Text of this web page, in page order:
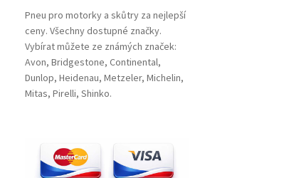
Pneu pro motorky a skůtry za nejlepší
ceny. Všechny dostupné značky.
Vybírat můžete ze známých značek:
Avon, Bridgestone, Continental,
Dunlop, Heidenau, Metzeler, Michelin,
Mitas, Pirelli, Shinko.